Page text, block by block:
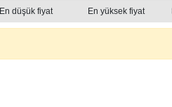
En düşük fiyat En yüksek fiyat